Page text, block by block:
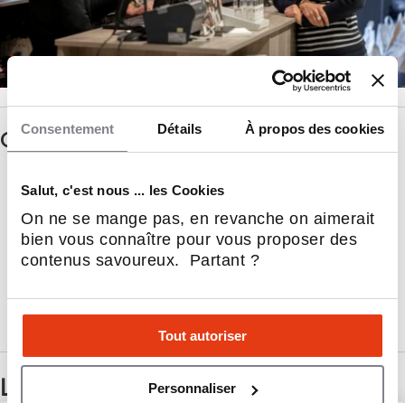
Consentement Détails À propos des cookies
Salut, c'est nous ... les Cookies
On ne se mange pas, en revanche on aimerait
bien vous connaître pour vous proposer des
contenus savoureux. Partant ?
Tout autoriser
Personnaliser
Questions principales
Les atouts du secteur d'activité
Profils recherchés
Rejoindre PADD en 4 points
Les dernières actualités de PADD